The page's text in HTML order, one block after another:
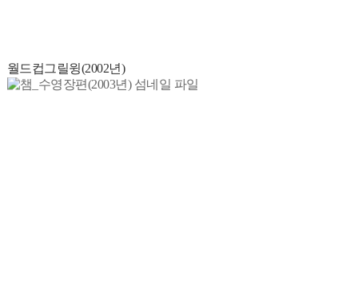
월드컵그릴윙(2002년)